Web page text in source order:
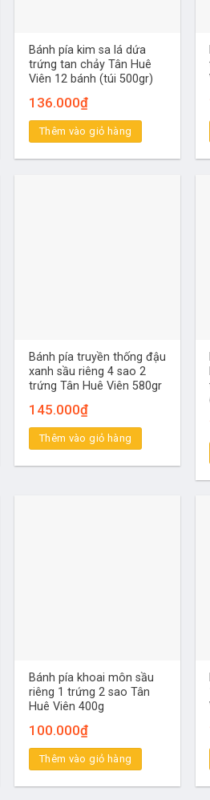
Bánh pía kim sa lá dứa
trứng tan chảy Tân Huê
Viên 12 bánh (túi 500gr)
136.000₫
Thêm vào giỏ hàng
Bánh pía truyền thống đậu
xanh sầu riêng 4 sao 2
trứng Tân Huê Viên 580gr
145.000₫
Thêm vào giỏ hàng
Bánh pía khoai môn sầu
riêng 1 trứng 2 sao Tân
Huê Viên 400g
100.000₫
Thêm vào giỏ hàng